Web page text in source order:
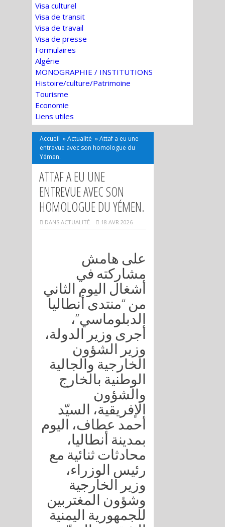
Visa culturel
Visa de transit
Visa de travail
Visa de presse
Formulaires
Algérie
MONOGRAPHIE / INSTITUTIONS
Histoire/culture/Patrimoine
Tourisme
Economie
Liens utiles
Accueil »Actualité »Attaf a eu une
entrevue avec son homologue du
Yémen.
ATTAF A EU UNE
ENTREVUE AVEC SON
HOMOLOGUE DU YÉMEN.
DANS ACTUALITÉ 18 AVR 2026
على هامش
مشاركته في
أشغال اليوم الثاني
من “منتدى أنطاليا
الدبلوماسي”،
أجرى وزير الدولة،
وزير الشؤون
الخارجية والجالية
الوطنية بالخارج
والشؤون
الإفريقية، السيّد
أحمد عطاف، اليوم
بمدينة أنطاليا،
محادثات ثنائية مع
رئيس الوزراء،
وزير الخارجية
وشؤون المغتربين
للجمهورية اليمنية